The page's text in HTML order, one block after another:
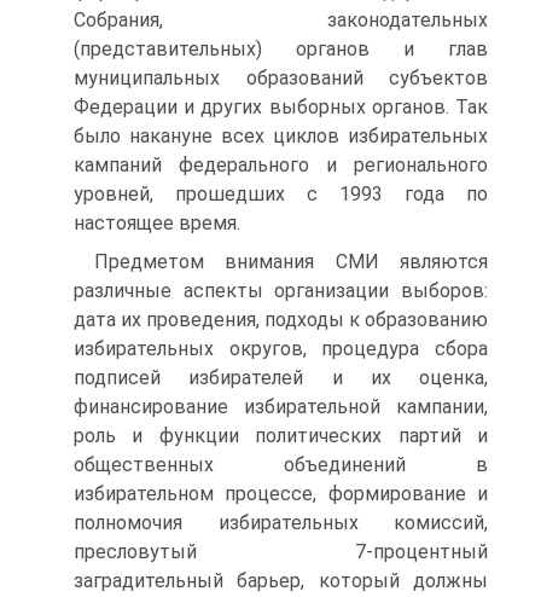
Собрания, законодательных
(представительных) органов и глав
муниципальных образований субъектов
Федерации и других выборных органов. Так
было накануне всех циклов избирательных
кампаний федерального и регионального
уровней, прошедших с 1993 года по
настоящее время.
Предметом внимания СМИ являются
различные аспекты организации выборов:
дата их проведения, подходы к образованию
избирательных округов, процедура сбора
подписей избирателей и их оценка,
финансирование избирательной кампании,
роль и функции политических партий и
общественных объединений в
избирательном процессе, формирование и
полномочия избирательных комиссий,
пресловутый 7-процентный
заградительный барьер, который должны